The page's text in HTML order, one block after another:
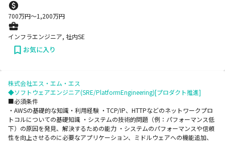
700万円〜1,200万円
インフラエンジニア, 社内SE
お気に入り
株式会社エス・エム・エス
◆ソフトウェアエンジニア(SRE/PlatformEngineering)[プロダクト推進]
■必須条件
・AWSの基礎的な知識・利用経験 ・TCP/IP、HTTPなどのネットワークプロ
トコルについての基礎知識 ・システムの技術的問題（例：パフォーマンス低
下）の原因を発見、解決するための能力 ・システムのパフォーマンスや信頼
性を向上させるのに必要なアプリケーション、ミドルウェアへの機能追加、